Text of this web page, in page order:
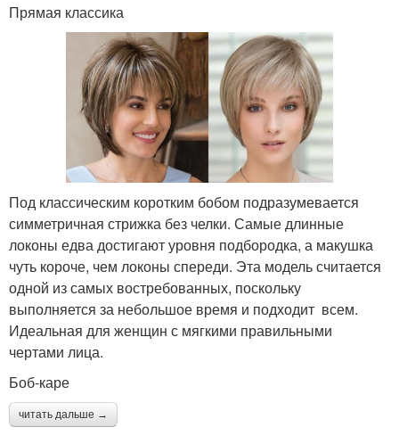
Прямая классика
Под классическим коротким бобом подразумевается
симметричная стрижка без челки. Самые длинные
локоны едва достигают уровня подбородка, а макушка
чуть короче, чем локоны спереди. Эта модель считается
одной из самых востребованных, поскольку
выполняется за небольшое время и подходит всем.
Идеальная для женщин с мягкими правильными
чертами лица.
Боб-каре
читать дальше →